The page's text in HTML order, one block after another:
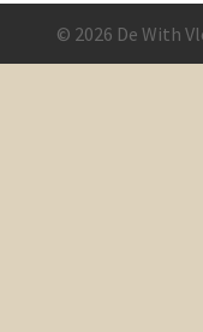
© 2026 De With